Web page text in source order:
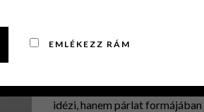
A Szigetköz Lelke kávépárlata
idézi, hanem párlat
EMLÉKEZZ RÁM